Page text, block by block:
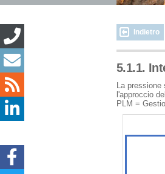
Indietro
5.1.1.
La
l'approccio
PLM =